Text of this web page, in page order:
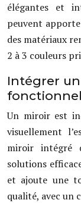
élégantes et
peuvent
des matériaux
2 à 3 couleurs
Intégrer
fonctionnel
Un miroir est
visuellement
miroir intégré
solutions
et ajoute une
qualité, avec un